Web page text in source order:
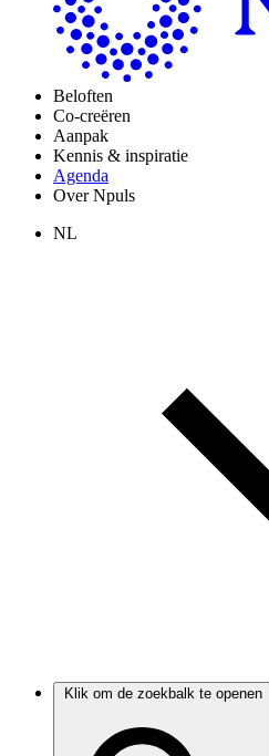
Beloften
Co-creëren
Aanpak
Kennis & inspiratie
Agenda
Over Npuls
NL
Klik om de zoekbalk te openen